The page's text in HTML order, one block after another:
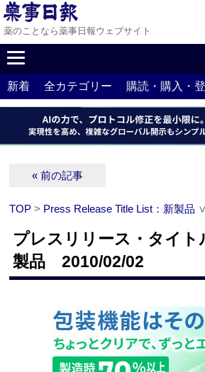
薬のことなら薬事日報ウェブサイト
新着 全カテゴリー 購読・購入・
« 前の記事
TOP > Press Release Title List：新製品 ∨
プレスリリース・タイト
製品 2010/02/02